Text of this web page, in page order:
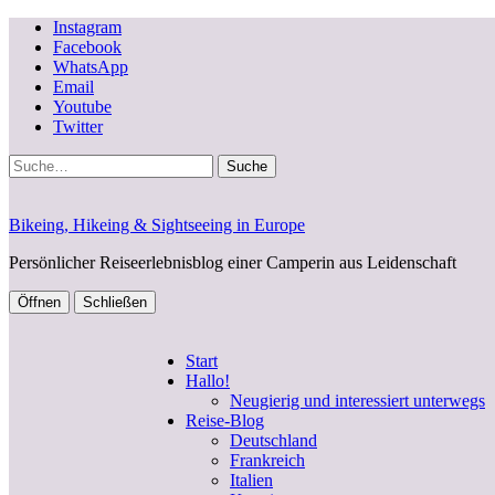
Instagram
Facebook
WhatsApp
Email
Youtube
Twitter
Suche
Bikeing, Hikeing & Sightseeing in Europe
Persönlicher Reiseerlebnisblog einer Camperin aus Leidenschaft
Öffnen Schließen
Start
Hallo!
Neugierig und interessiert unterwegs
Reise-Blog
Deutschland
Frankreich
Italien